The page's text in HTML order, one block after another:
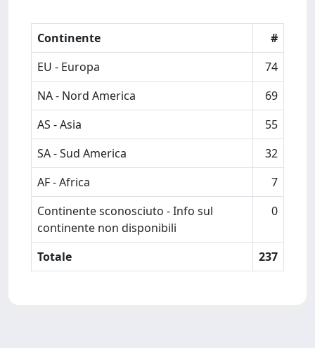
Continente
#
EU - Europa
74
NA - Nord America
69
AS - Asia
55
SA - Sud America
32
AF - Africa
7
Continente sconosciuto - Info sul
continente non disponibili
0
Totale 237